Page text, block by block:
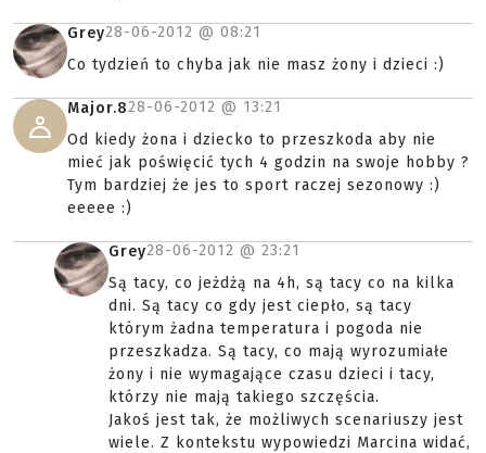
Grey28-06-2012 @ 08:21
Co tydzień to chyba jak nie masz żony i dzieci :)
Major.828-06-2012 @ 13:21
Od kiedy żona i dziecko to przeszkoda aby nie
mieć jak poświęcić tych 4 godzin na swoje hobby ?
Tym bardziej że jes to sport raczej sezonowy :)
eeeee :)
Grey28-06-2012 @ 23:21
Są tacy, co jeżdżą na 4h, są tacy co na kilka
dni. Są tacy co gdy jest ciepło, są tacy
którym żadna temperatura i pogoda nie
przeszkadza. Są tacy, co mają wyrozumiałe
żony i nie wymagające czasu dzieci i tacy,
którzy nie mają takiego szczęścia.
Jakoś jest tak, że możliwych scenariuszy jest
wiele. Z kontekstu wypowiedzi Marcina widać,